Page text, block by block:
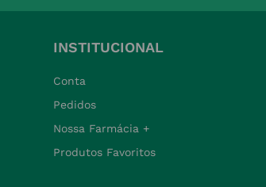
INSTITUCIONAL
Conta
Pedidos
Nossa Farmácia +
Produtos Favoritos